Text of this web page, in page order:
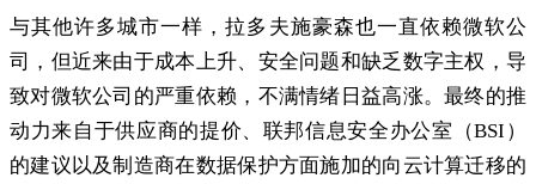
与其他许多城市一样，拉多夫施豪森也一直依赖微软公
司，但近来由于成本上升、安全问题和缺乏数字主权，导
致对微软公司的严重依赖，不满情绪日益高涨。最终的推
动力来自于供应商的提价、联邦信息安全办公室（BSI）
的建议以及制造商在数据保护方面施加的向云计算迁移的